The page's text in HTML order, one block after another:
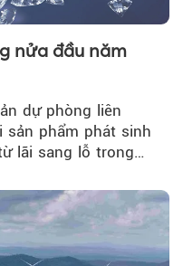
nửa đầu năm
dự phòng liên
sản phẩm phát sinh
lãi sang lỗ trong